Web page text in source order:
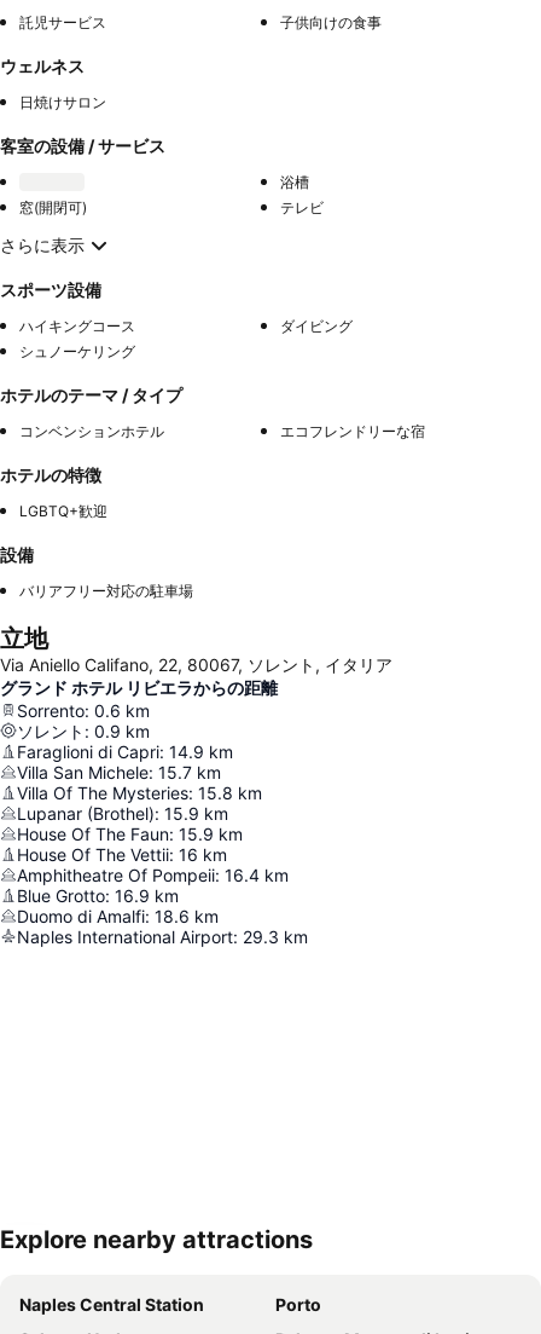
託児サービス 子供向けの食事
ウェルネス
日焼けサロン
客室の設備 / サービス
浴槽
窓(開閉可)
テレビ
さらに表示
スポーツ設備
ハイキングコース
ダイビング
シュノーケリング
ホテルのテーマ / タイプ
コンベンションホテル エコフレンドリーな宿
ホテルの特徴
LGBTQ+歓迎
設備
バリアフリー対応の駐車場
立地
Via Aniello Califano, 22, 80067, ソレント, イタリア
グランド ホテル リビエラからの距離
Sorrento: 0.6 km
ソレント : 0.9 km
Faraglioni di Capri: 14.9 km
Villa San Michele: 15.7 km
Villa Of The Mysteries: 15.8 km
Lupanar (Brothel): 15.9 km
House Of The Faun: 15.9 km
House Of The Vettii: 16 km
Amphitheatre Of Pompeii: 16.4 km
Blue Grotto: 16.9 km
Duomo di Amalfi: 18.6 km
Naples International Airport: 29.3 km
地図を拡大
Explore nearby attractions
Naples Central Station
Porto